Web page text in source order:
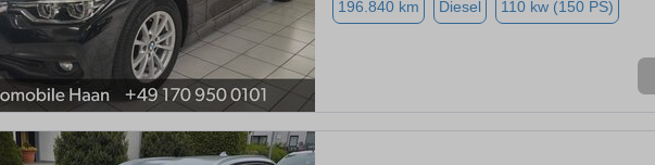
196.840 km Diesel 110 kw (150 PS)